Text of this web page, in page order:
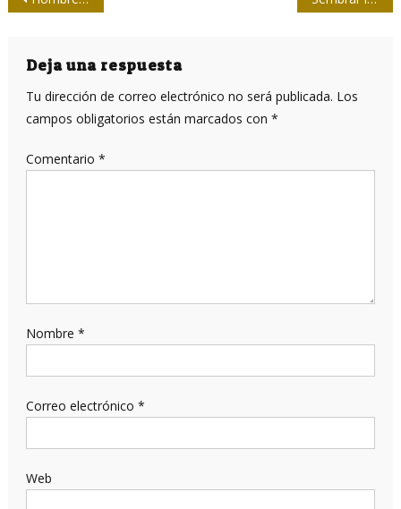
entradas
Deja una respuesta
Tu dirección de correo electrónico no será publicada. Los
campos obligatorios están marcados con *
Comentario *
Nombre *
Correo electrónico *
Web